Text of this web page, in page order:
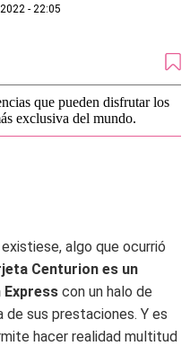
- 22:05
que pueden disfrutar los
exclusiva del mundo.
algo que ocurrió
Centurion es un
con un halo de
sus prestaciones. Y es
hacer realidad multitud